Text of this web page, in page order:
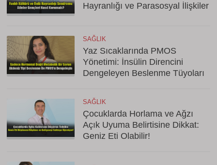
Hayranlığı ve Parasosyal İlişkiler
SAĞLIK
Yaz Sıcaklarında PMOS
Yönetimi: İnsülin Direncini
Dengeleyen Beslenme Tüyoları
SAĞLIK
Çocuklarda Horlama ve Ağzı
Açık Uyuma Belirtisine Dikkat:
Geniz Eti Olabilir!